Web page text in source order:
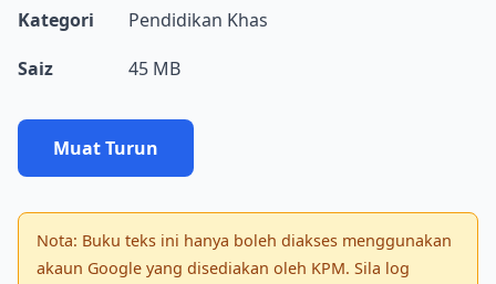
Kategori
Pendidikan Khas
Saiz
45 MB
Muat Turun
Nota: Buku teks ini hanya boleh diakses menggunakan
akaun Google yang disediakan oleh KPM. Sila log